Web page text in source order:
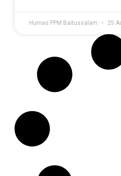
Humas PPM Baitussalam 25